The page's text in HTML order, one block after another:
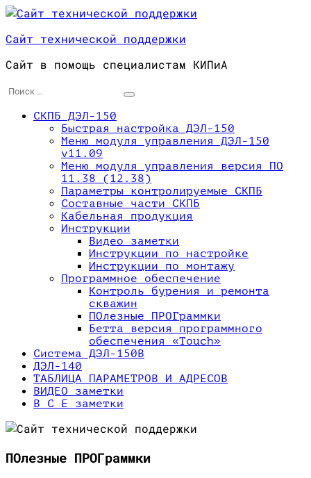
Перейти
содержимому
Сайт технической поддержки
Сайт в помощь специалистам КИПиА
Поиск
СКПБ ДЭЛ-150
Быстрая настройка ДЭЛ-150
Меню модуля управления ДЭЛ-150
v11.09
Меню модуля управления версия ПО
11.38 (12.38)
Параметры контролируемые СКПБ
Составные части СКПБ
Кабельная продукция
Инструкции
Видео заметки
Инструкции по настройке
Инструкции по монтажу
Программное обеспечение
Контроль бурения и ремонта
скважин
ПОлезные ПРOГраммки
Бетта версия программного
обеспечения «Touch»
Система ДЭЛ-150В
ДЭЛ-140
ТАБЛИЦА ПАРАМЕТРОВ И АДРЕСОВ
ВИДЕО заметки
В С Е заметки
ПОлезные ПРOГраммки